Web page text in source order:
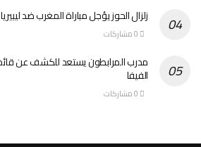
زلزال الحوز يؤجل مباراة المغرب ضد ليبيريا
مدرب المرابطون يستعد للكشف عن
الفيفا